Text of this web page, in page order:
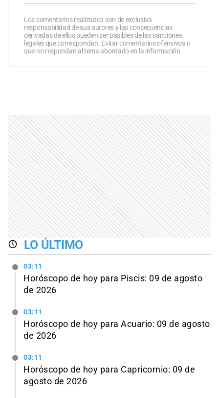
Los comentarios realizados son de exclusiva
responsabilidad de sus autores y las consecuencias
derivadas de ellos pueden ser pasibles de las sanciones
legales que correspondan. Evitar comentarios ofensivos o
que no respondan al tema abordado en la información.
LO ÚLTIMO
03:11
Horóscopo de hoy para Piscis: 09 de agosto
de 2026
03:11
Horóscopo de hoy para Acuario: 09 de agosto
de 2026
03:11
Horóscopo de hoy para Capricornio: 09 de
agosto de 2026